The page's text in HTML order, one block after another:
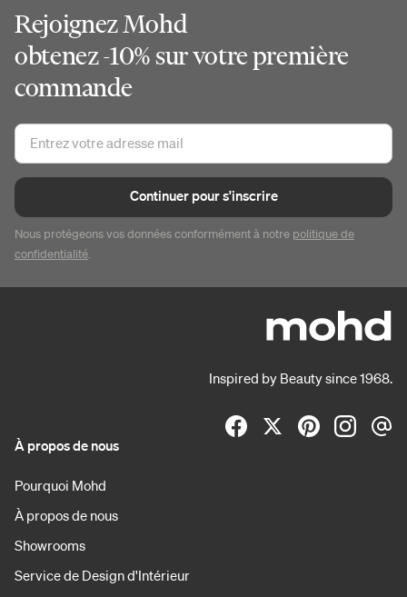
Rejoignez Mohd
obtenez -10% sur votre première
commande
Continuer pour s'inscrire
Nous protégeons vos données conformément à notre politique de
confidentialité.
Inspired by Beauty since 1968.
À propos de nous
Pourquoi Mohd
À propos de nous
Showrooms
Service de Design d'Intérieur